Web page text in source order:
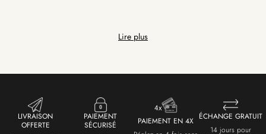
Lire plus
LIVRAISON
OFFERTE
PAIEMENT
SÉCURISÉ
PAIEMENT EN 4X ÉCHANGE GRATUIT
14 jours pour